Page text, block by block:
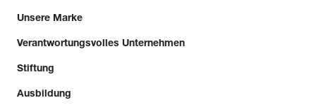
Unsere Marke
Verantwortungsvolles Unternehmen
Stiftung
Ausbildung